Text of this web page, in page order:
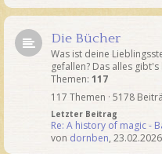
Die Bücher
Was ist deine
gefallen? Das alles gibt's
Themen: 117
117 Themen · 5178
Letzter Beitrag
Re: A history of magic -
von dornben,